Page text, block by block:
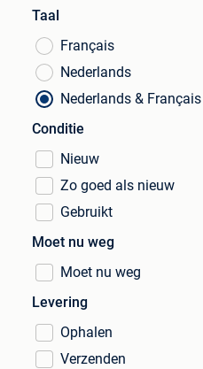
Taal
Français
Nederlands
Nederlands & Français
Conditie
Nieuw
Zo goed als nieuw
Gebruikt
Moet nu weg
Moet nu weg
Levering
Ophalen
Verzenden